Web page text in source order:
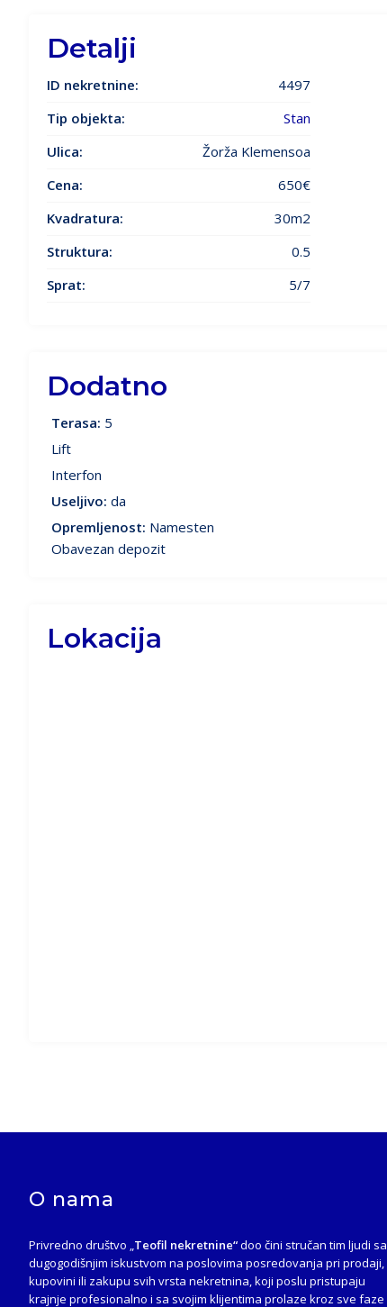
Detalji
ID nekretnine:
4497
Tip objekta:
Stan
Ulica:
Žorža Klemensoa
Cena:
650€
Kvadratura:
30m2
Struktura:
0.5
Sprat:
5/7
Dodatno
Terasa: 5
Lift
Interfon
Useljivo: da
Opremljenost: Namesten
Obavezan depozit
Lokacija
O nama
Privredno društvo „Teofil nekretnine“doo čini stručan tim ljudi sa
dugogodišnjim iskustvom na poslovima posredovanja pri prodaji,
kupovini ili zakupu svih vrsta nekretnina, koji poslu pristupaju
krajnje profesionalno i sa svojim klijentima prolaze kroz sve faze